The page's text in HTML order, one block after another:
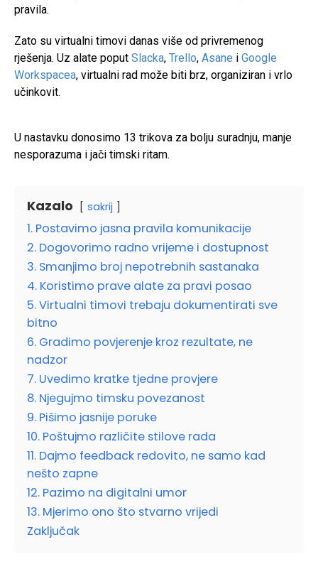
pravila.
Zato su virtualni timovi danas više od privremenog
rješenja. Uz alate poput Slacka, Trello, Asane i Google
Workspacea, virtualni rad može biti brz, organiziran i vrlo
učinkovit.
U nastavku donosimo 13 trikova za bolju suradnju, manje
nesporazuma i jači timski ritam.
Kazalo sakrij
1. Postavimo jasna pravila komunikacije
2. Dogovorimo radno vrijeme i dostupnost
3. Smanjimo broj nepotrebnih sastanaka
4. Koristimo prave alate za pravi posao
5. Virtualni timovi trebaju dokumentirati sve
bitno
6. Gradimo povjerenje kroz rezultate, ne
nadzor
7. Uvedimo kratke tjedne provjere
8. Njegujmo timsku povezanost
9. Pišimo jasnije poruke
10. Poštujmo različite stilove rada
11. Dajmo feedback redovito, ne samo kad
nešto zapne
12. Pazimo na digitalni umor
13. Mjerimo ono što stvarno vrijedi
Zaključak